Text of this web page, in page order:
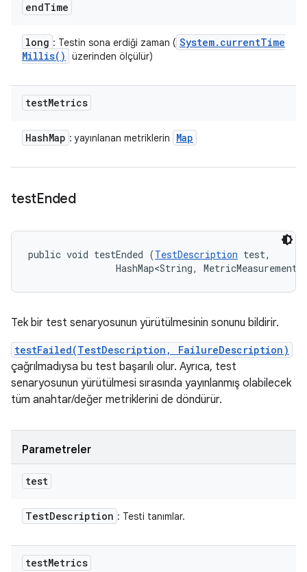
endTime
long : Testin sona erdiği zaman ( System. currentTime
Millis( ) üzerinden ölçülür)
testMetrics
HashMap : yayınlanan metriklerin Map
testEnded
public void testEnded (TestDescription test,
HashMap<String,
Tek bir test senaryosunun yürütülmesinin sonunu bildirir.
testFailed(TestDescription, FailureDescription)
çağrılmadıysa bu test başarılı olur. Ayrıca, test
senaryosunun yürütülmesi sırasında yayınlanmış olabilecek
tüm anahtar/değer metriklerini de döndürür.
Parametreler
test
TestDescription : Testi tanımlar.
testMetrics